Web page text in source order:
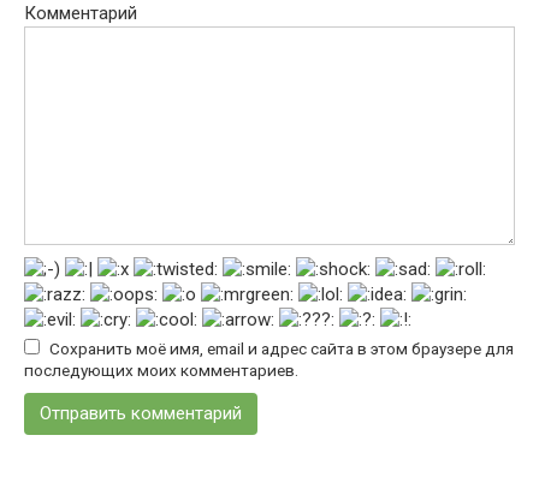
Комментарий
Сохранить моё имя, email и адрес сайта в этом браузере для
последующих моих комментариев.